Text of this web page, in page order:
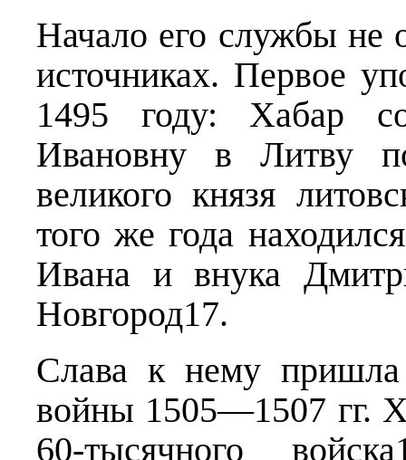
Начало его службы не
источниках. Первое
1495 году: Хабар
Ивановну в Литву
великого князя
того же года
Ивана и внука
Новгород17.
Слава к нему пришла
войны 1505—1507 гг.
60-тысячного